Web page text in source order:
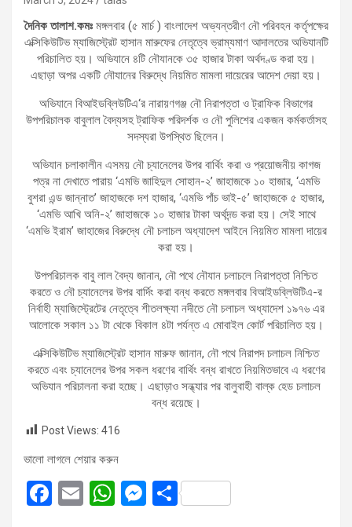
দৈনিক তালাশ.কমঃ মঙ্গলবার (৫ মার্চ ) বাংলাদেশ অভ্যন্তরীণ নৌ পরিবহন কর্তৃপক্ষের
এক্সিকিউটিভ ম্যাজিস্ট্রেট হাসান মারুফের নেতৃত্বে ভ্রাম্যমাণ আদালতের অভিযানটি
পরিচালিত হয়। অভিযানে ৪টি নৌযানকে ৩৫ হাজার টাকা অর্থদণ্ড করা হয়।
এছাড়া অপর একটি নৌযানের বিরুদ্ধে নিয়মিত মামলা দায়েরের আদেশ দেয়া হয়।
অভিযানে বিআইডব্লিউটিএ‘র নারায়ণগঞ্জ নৌ নিরাপত্তা ও ট্রাফিক বিভাগের
উপপরিচালক বাবুলাল বৈদ্যসহ ট্রাফিক পরিদর্শক ও নৌ পুলিশের একজন কর্মকর্তাসহ
সদস্যরা উপস্থিত ছিলেন।
অভিযান চলাকালীন এসময় নৌ চ্যানেলের উপর বার্থিং করা ও প্রয়োজনীয় কাগজ
পত্র না দেখাতে পারায় ‘এমভি জাহিদুল সোহান-২’ জাহাজকে ১০ হাজার, ‘এমভি
বুশরা এন্ড জান্নাত’ জাহাজকে দশ হাজার, ‘এমভি পাঁচ ভাই-৫’ জাহাজকে ৫ হাজার,
‘এমভি আখি অনি-২’ জাহাজকে ১০ হাজার টাকা অর্থদন্ড করা হয়। সেই সাথে
‘এমভি ইরাম’ জাহাজের বিরুদ্ধে নৌ চলাচল অধ্যাদেশ আইনে নিয়মিত মামলা দায়ের
করা হয়।
উপপরিচালক বাবু লাল বৈদ্য জানান, নৌ পথে নৌযান চলাচলে নিরাপত্তা নিশ্চিত
করতে ও নৌ চ্যানেলের উপর বার্দিং করা বন্ধ করতে মঙ্গলবার বিআইডব্লিউটিএ-র
নির্বাহী ম্যাজিস্ট্রেটের নেতৃত্বে শীতলক্ষ্যা নদীতে নৌ চলাচল অধ্যাদেশ ১৯৭৬ এর
আলোকে সকাল ১১ টা থেকে বিকাল ৪টা পর্যন্ত এ মোবাইল কোর্ট পরিচালিত হয়।
এক্সিকিউটিভ ম্যাজিস্ট্রেট হাসান মারুফ জানান, নৌ পথে নিরাপদ চলাচল নিশ্চিত
করতে এবং চ্যানেলের উপর সকল ধরণের বার্থিং বন্ধ রাখতে নিয়মিতভাবে এ ধরণের
অভিযান পরিচালনা করা হচ্ছে। এছাড়াও সন্ধ্যার পর বালুবাহী বাল্ক হেড চলাচল
বন্ধ রয়েছে।
Post Views: 416
ভালো লাগলে শেয়ার করুন
F
E
W M S